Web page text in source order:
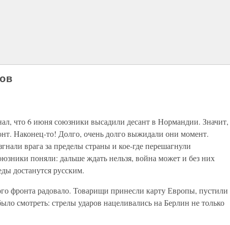
что 6 июня союзники высадили десант в Нормандии. Значит,
Наконец-то! Долго, очень долго выжидали они момент.
врага за пределы страны и кое-где перешагнули
поняли: дальше ждать нельзя, война может и без них
достанутся русским.
фронта радовало. Товарищи принесли карту Европы, пустили
смотреть: стрелы ударов нацеливались на Берлин не только